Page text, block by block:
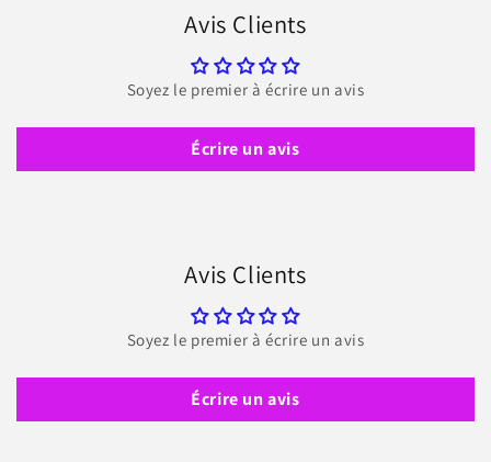
Avis Clients
Soyez le premier à écrire un avis
Écrire un avis
Avis Clients
Soyez le premier à écrire un avis
Écrire un avis